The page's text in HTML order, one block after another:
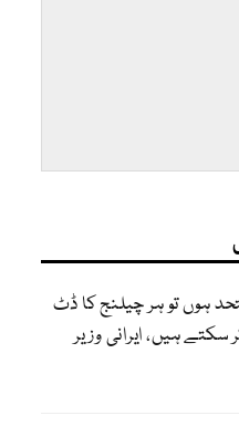
ہوں تو ہر چیلنج کا ڈٹ
سکتے ہیں، ایرانی وزیر